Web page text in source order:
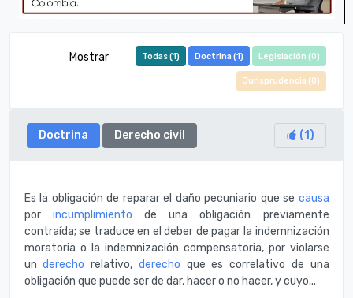
Mostrar Todas (1) Doctrina (1) Legislación (0)
Jurisprudencia (0)
Doctrina Derecho civil (1)
Es la obligación de reparar el daño pecuniario que se causa
por incumplimiento de una obligación previamente
contraída; se traduce en el deber de pagar la indemnización
moratoria o la indemnización compensatoria, por violarse
underecho relativo, derecho que es correlativo de una
obligación que puede ser de dar, hacer o no hacer, y cuyo...